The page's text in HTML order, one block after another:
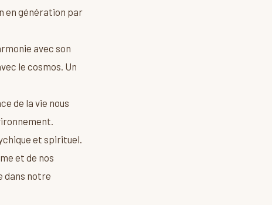
en génération par
avec son
le cosmos. Un
de la vie nous
et spirituel.
et de nos
dans notre